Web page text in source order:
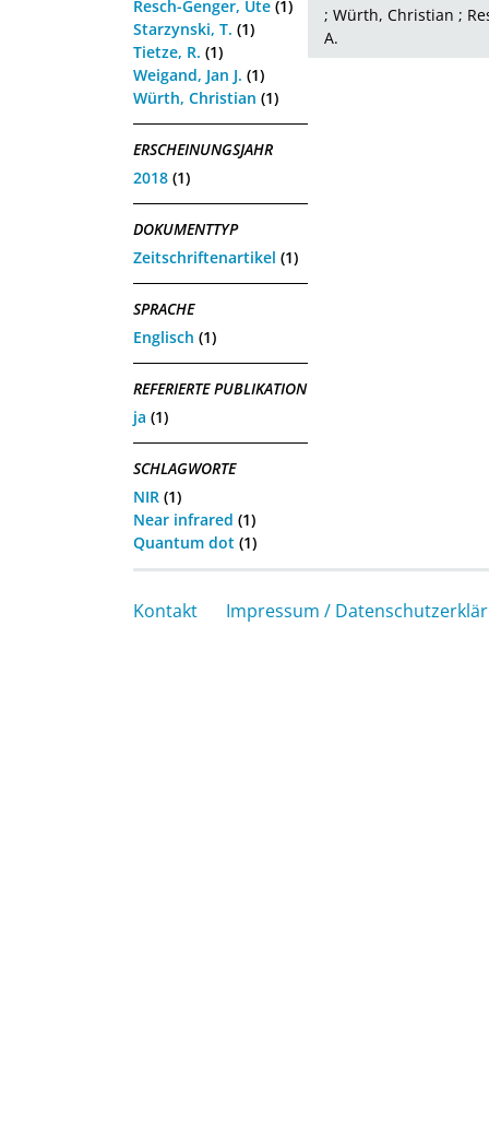
Resch-Genger, Ute (1)
Starzynski, T. (1)
Tietze, R. (1)
Weigand, Jan J. (1)
Würth, Christian (1)
ERSCHEINUNGSJAHR
2018 (1)
DOKUMENTTYP
Zeitschriftenartikel (1)
SPRACHE
Englisch (1)
REFERIERTE PUBLIKATION
ja (1)
SCHLAGWORTE
NIR (1)
Near infrared (1)
Quantum dot (1)
; Würth, Christian ;
A.
Kontakt Impressum /